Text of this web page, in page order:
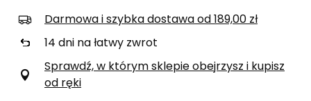
Darmowa i szybka dostawa od 189,00 zł
14 dni na łatwy zwrot
Sprawdź, w którym sklepie obejrzysz i kupisz
od ręki